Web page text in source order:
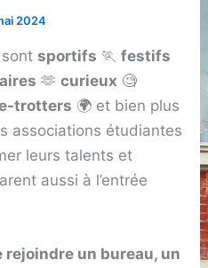
2024
sontsportifs 🏃festifs
🫶curieux 🧐
trotters 🌍 et bien plus
associations étudiantes
leurs talents et
aussi à l’entrée
rejoindre un bureau, un